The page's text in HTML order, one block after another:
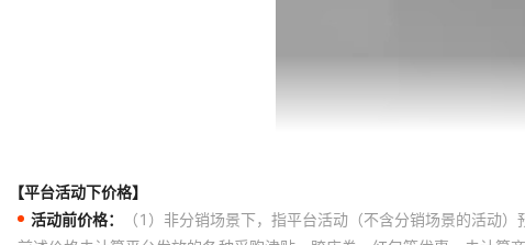
【平台活动下价格】
活动前价格：
（1）非分销场景下，指平台活动（不含分销场景的活动